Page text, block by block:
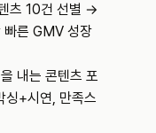
츠 10건 선별 →
른 GMV 성장
내는 콘텐츠 포
싱+시연, 만족스